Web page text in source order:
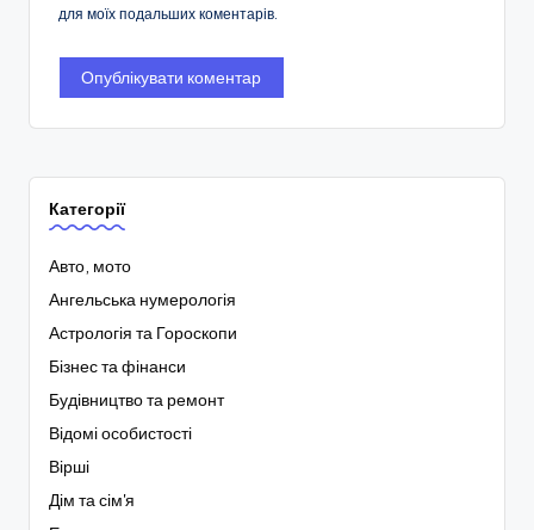
для моїх подальших коментарів.
Категорії
Авто, мото
Ангельська нумерологія
Астрологія та Гороскопи
Бізнес та фінанси
Будівництво та ремонт
Відомі особистості
Вірші
Дім та сім'я